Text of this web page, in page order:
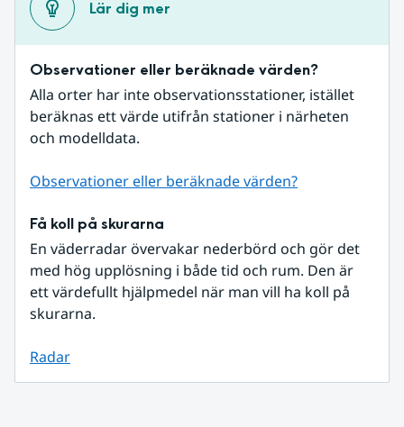
Lär dig mer
Observationer eller beräknade värden?
Alla orter har inte observationsstationer, istället
beräknas ett värde utifrån stationer i närheten
och modelldata.
Observationer eller beräknade värden?
Få koll på skurarna
En väderradar övervakar nederbörd och gör det
med hög upplösning i både tid och rum. Den är
ett värdefullt hjälpmedel när man vill ha koll på
skurarna.
Radar